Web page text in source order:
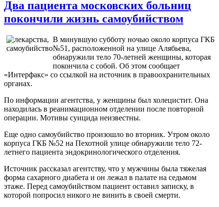
Два пациента московских больниц
покончили жизнь самоубийством
В минувшую субботу ночью около корпуса ГКБ
№51, расположенной на улице Алябьева,
обнаружили тело 70-летней женщины, которая
покончила с собой. Об этом сообщает
«Интерфакс» со ссылкой на источник в правоохранительных
органах.
По информации агентства, у женщины был холецистит. Она
находилась в реанимационном отделении после повторной
операции. Мотивы суицида неизвестны.
Еще одно самоубийство произошло во вторник. Утром около
корпуса ГКБ №52 на Пехотной улице обнаружили тело 72-
летнего пациента эндокринологического отделения.
Источник рассказал агентству, что у мужчины была тяжелая
форма сахарного диабета и он лежал в палате на седьмом
этаже. Перед самоубийством пациент оставил записку, в
которой попросил никого не винить в своей смерти.